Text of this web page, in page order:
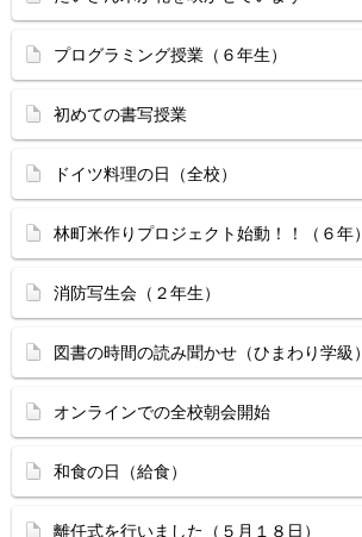
プログラミング授業（６年生）
初めての書写授業
ドイツ料理の日（全校）
林町米作りプロジェクト始動！！（６年）
消防写生会（２年生）
図書の時間の読み聞かせ（ひまわり学級）
オンラインでの全校朝会開始
和食の日（給食）
離任式を行いました（５月１８日）